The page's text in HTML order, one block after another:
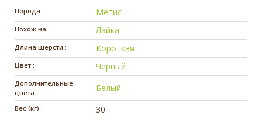
Порода : Метис
Похож на : Лайка
Длина шерсти : Короткая
Цвет : Черный
Дополнительные
цвета :
Белый
Вес (кг) : 30